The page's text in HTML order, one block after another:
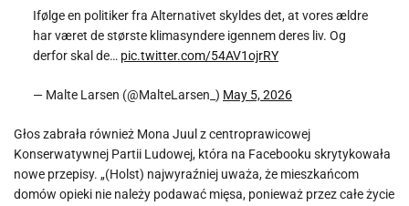
Ifølge en politiker fra Alternativet skyldes det, at vores ældre
har været de største klimasyndere igennem deres liv. Og
derfor skal de… pic.twitter.com/54AV1ojrRY
— Malte Larsen (@MalteLarsen_) May 5, 2026
Głos zabrała również Mona Juul z centroprawicowej
Konserwatywnej Partii Ludowej, która na Facebooku skrytykowała
nowe przepisy. „(Holst) najwyraźniej uważa, że mieszkańcom
domów opieki nie należy podawać mięsa, ponieważ przez całe życie